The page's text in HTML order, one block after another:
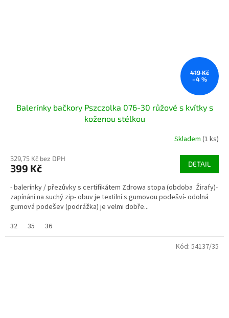
419 Kč
–4 %
Balerínky bačkory Pszczolka 076-30 růžové s kvítky s
koženou stélkou
Skladem (1 ks)
329,75 Kč bez DPH
399 Kč DETAIL
- balerínky / přezůvky s certifikátem Zdrowa stopa (obdoba Žirafy)-
zapínání na suchý zip- obuv je textilní s gumovou podešví- odolná
gumová podešev (podrážka) je velmi dobře...
32
35 36
Kód: 54137/35